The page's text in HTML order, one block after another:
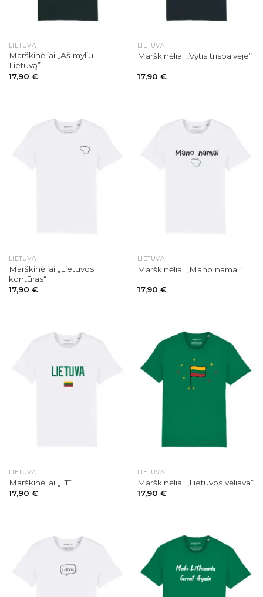
LIETUVA
Marškinėliai „Aš myliu
Lietuvą”
17,90 €
LIETUVA
Marškinėliai „Vytis trispalvėje”
17,90 €
LIETUVA
Marškinėliai „Lietuvos
kontūras“
17,90 €
LIETUVA
Marškinėliai „Mano namai”
17,90 €
LIETUVA
Marškinėliai „LT”
17,90 €
LIETUVA
Marškinėliai „Lietuvos vėliava”
17,90 €